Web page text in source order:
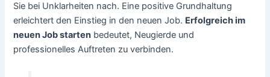
Sie bei Unklarheiten nach. Eine positive Grundhaltung
erleichtert den Einstieg in den neuen Job. Erfolgreich im
neuen Job starten bedeutet, Neugierde und
professionelles Auftreten zu verbinden.